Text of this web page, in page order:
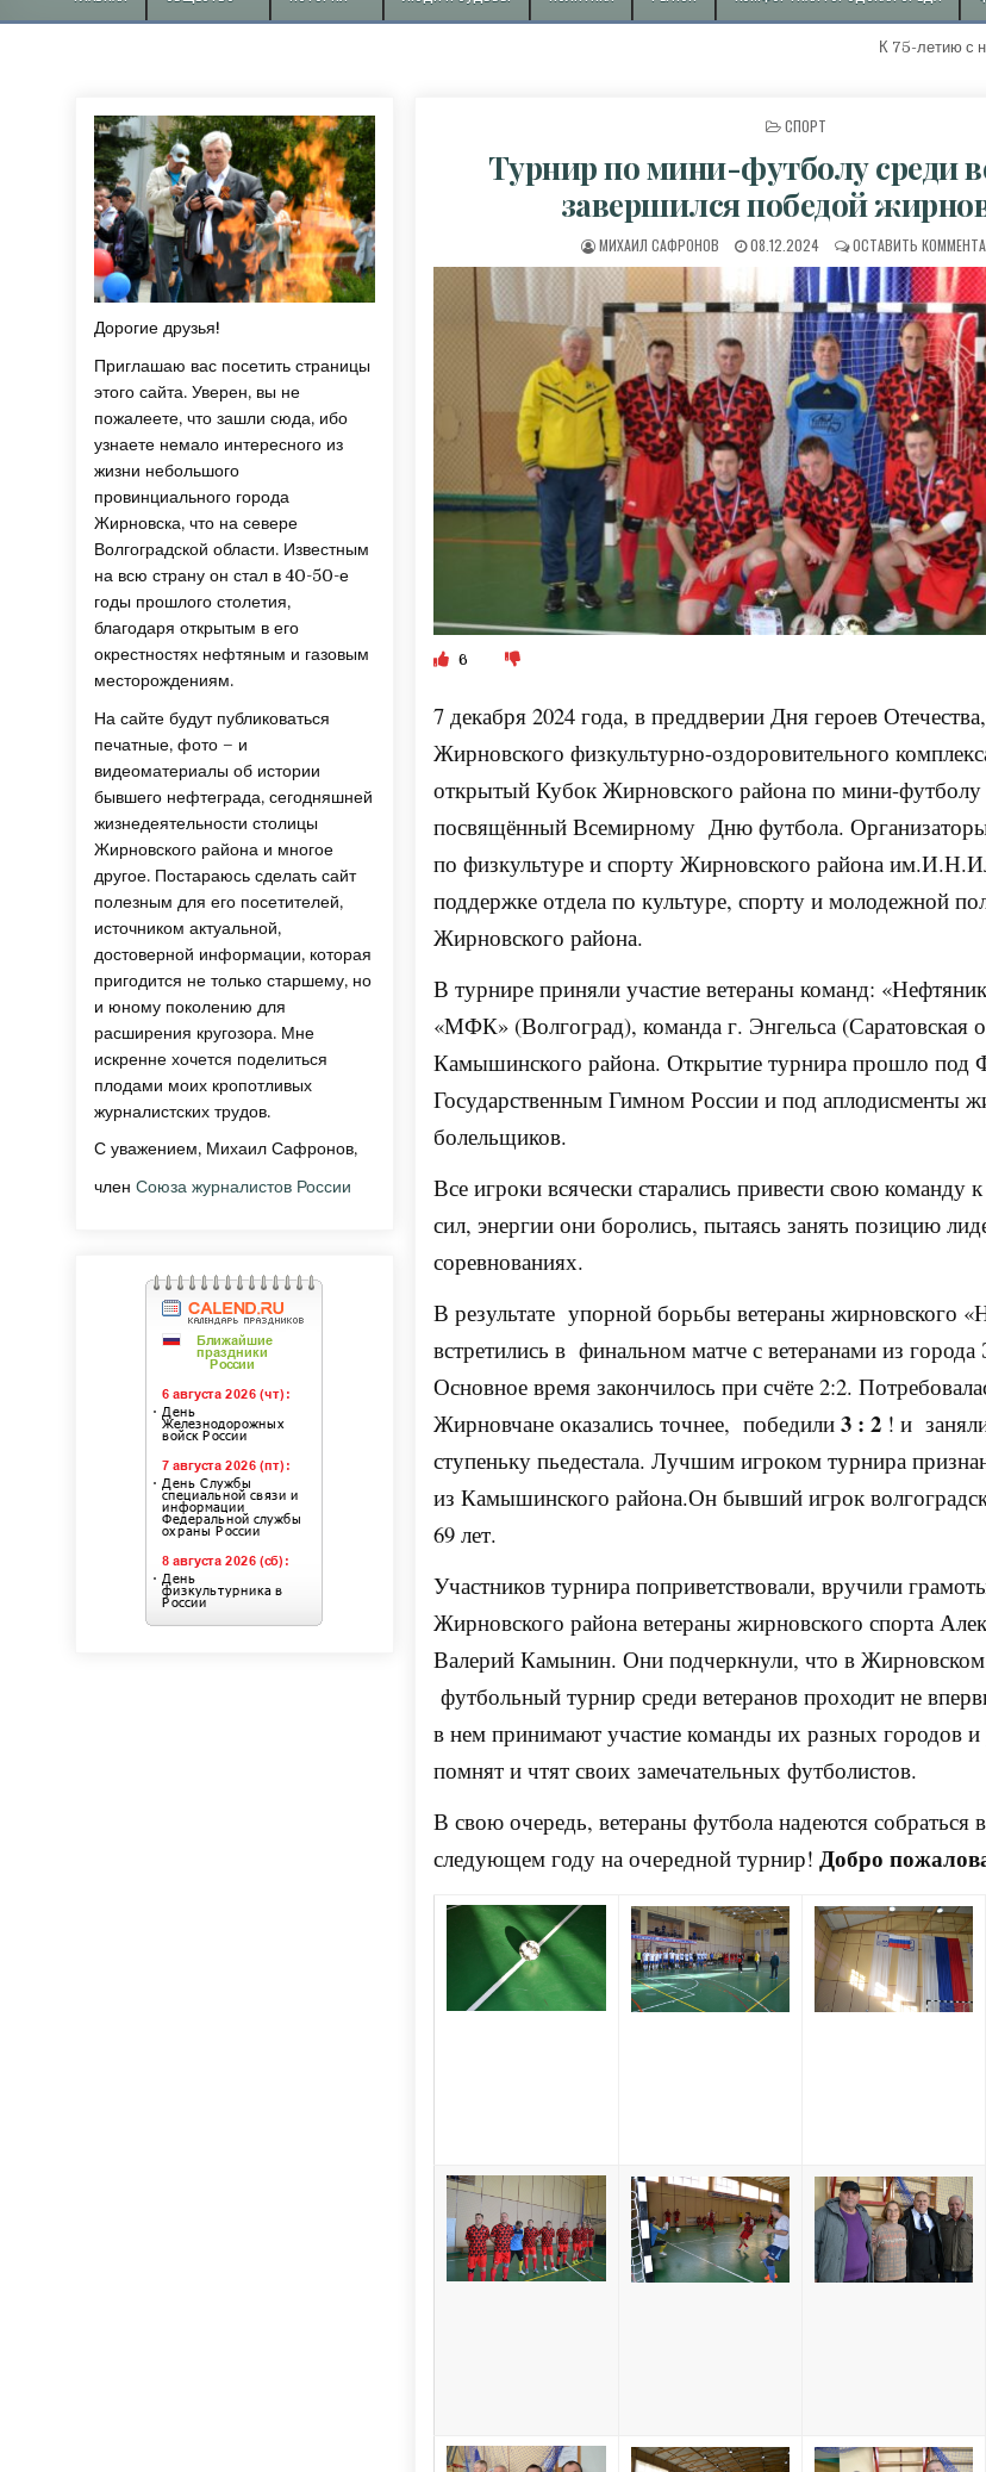
К 75-летию с начала
ОПУБЛИКОВАНО В
СПОРТ
Турнир по мини-футболу среди
завершился победой
АВТОР:
МИХАИЛ САФРОНОВ ДАТА ПУБЛИКАЦИИ:
08.12.2024 ОСТАВИТЬ
6
7 декабря 2024 года, в преддверии Дня героев
Жирновского физкультурно-оздоровительного
открытый Кубок Жирновского района по мини-футболу
посвящённый Всемирному Дню футбола.
по физкультуре и спорту Жирновского района
поддержке отдела по культуре, спорту и молодежной
Жирновского района.
В турнире приняли участие ветераны команд:
«МФК» (Волгоград), команда г. Энгельса (Саратовская
Камышинского района. Открытие турнира прошло под
Государственным Гимном России и под аплодисменты
болельщиков.
Все игроки всячески старались привести свою команду
сил, энергии они боролись, пытаясь занять позицию
соревнованиях.
В результате упорной борьбы ветераны жирновского
встретились в финальном матче с ветеранами из города
Основное время закончилось при счёте 2:2.
Жирновчане оказались точнее, победили 3 : 2 ! и
ступеньку пьедестала. Лучшим игроком турнира
из Камышинского района.Он бывший игрок
69 лет.
Участников турнира поприветствовали, вручили
Жирновского района ветераны жирновского спорта
Валерий Камынин. Они подчеркнули, что в
футбольный турнир среди ветеранов проходит не
в нем принимают участие команды их разных городов
помнят и чтят своих замечательных футболистов.
В свою очередь, ветераны футбола надеются собраться
следующем году на очередной турнир!Добро
Дорогие друзья!
Приглашаю вас посетить страницы
этого сайта. Уверен, вы не
пожалеете, что зашли сюда, ибо
узнаете немало интересного из
жизни небольшого
провинциального города
Жирновска, что на севере
Волгоградской области. Известным
на всю страну он стал в 40-50-е
годы прошлого столетия,
благодаря открытым в его
окрестностях нефтяным и газовым
месторождениям.
На сайте будут публиковаться
печатные, фото – и
видеоматериалы об истории
бывшего нефтеграда, сегодняшней
жизнедеятельности столицы
Жирновского района и многое
другое. Постараюсь сделать сайт
полезным для его посетителей,
источником актуальной,
достоверной информации, которая
пригодится не только старшему, но
и юному поколению для
расширения кругозора. Мне
искренне хочется поделиться
плодами моих кропотливых
журналистских трудов.
С уважением, Михаил Сафронов,
членСоюза журналистов России